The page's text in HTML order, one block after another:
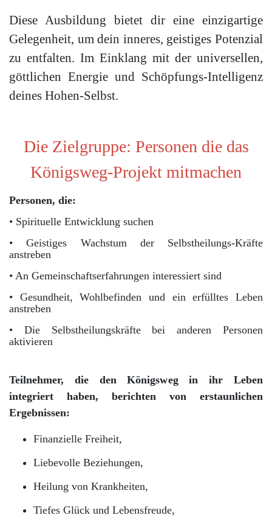
Diese Ausbildung bietet dir eine einzigartige
Gelegenheit, um dein inneres, geistiges Potenzial
zu entfalten. Im Einklang mit der universellen,
göttlichen Energie und Schöpfungs-Intelligenz
deines Hohen-Selbst.
Die Zielgruppe: Personen die das
Königsweg-Projekt mitmachen
Personen, die:
• Spirituelle Entwicklung suchen
• Geistiges Wachstum der Selbstheilungs-Kräfte
anstreben
• An Gemeinschaftserfahrungen interessiert sind
• Gesundheit, Wohlbefinden und ein erfülltes Leben
anstreben
• Die Selbstheilungskräfte bei anderen Personen
aktivieren
Teilnehmer, die den Königsweg in ihr Leben
integriert haben, berichten von erstaunlichen
Ergebnissen:
Finanzielle Freiheit,
Liebevolle Beziehungen,
Heilung von Krankheiten,
Tiefes Glück und Lebensfreude,